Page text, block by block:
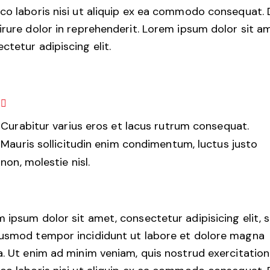
laboris nisi ut aliquip ex ea commodo consequat.
dolor in reprehenderit. Lorem ipsum dolor sit
adipiscing elit.
Curabitur varius eros et lacus rutrum consequat.
Mauris sollicitudin enim condimentum, luctus justo
non, molestie nisl.
ipsum dolor sit amet, consectetur adipisicing elit,
tempor incididunt ut labore et dolore magna
Ut enim ad minim veniam, quis nostrud exercitation